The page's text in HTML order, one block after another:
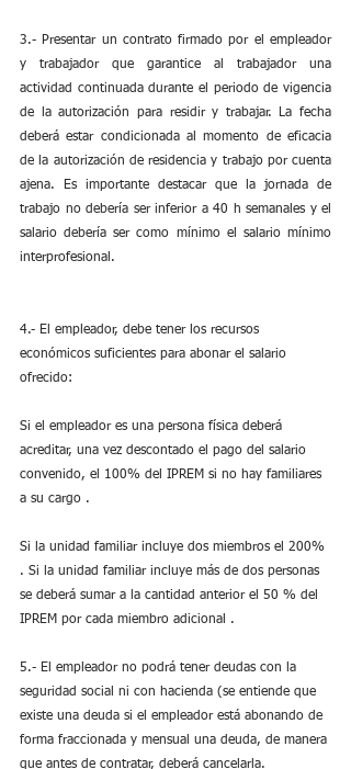
3.- Presentar un contrato firmado por el empleador
y trabajador que garantice al trabajador una
actividad continuada durante el periodo de vigencia
de la autorización para residir y trabajar. La fecha
deberá estar condicionada al momento de eficacia
de la autorización de residencia y trabajo por cuenta
ajena. Es importante destacar que la jornada de
trabajo no debería ser inferior a 40 h semanales y el
salario debería ser como mínimo el salario mínimo
interprofesional.
4.- El empleador, debe tener los recursos
económicos suficientes para abonar el salario
ofrecido:
Si el empleador es una persona física deberá
acreditar, una vez descontado el pago del salario
convenido, el 100% del IPREM si no hay familiares
a su cargo .
Si la unidad familiar incluye dos miembros el 200%
. Si la unidad familiar incluye más de dos personas
se deberá sumar a la cantidad anterior el 50 % del
IPREM por cada miembro adicional .
5.- El empleador no podrá tener deudas con la
seguridad social ni con hacienda (se entiende que
existe una deuda si el empleador está abonando de
forma fraccionada y mensual una deuda, de manera
que antes de contratar, deberá cancelarla.